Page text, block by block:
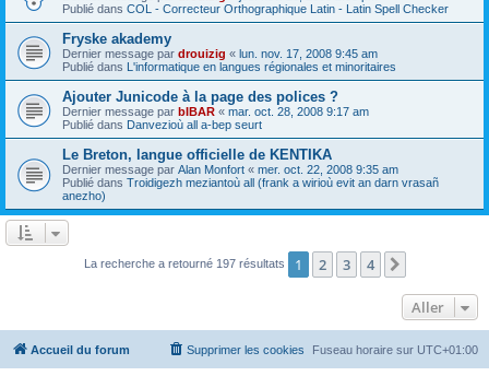
Publié dans COL - Correcteur Orthographique Latin - Latin Spell Checker
Fryske akademy
Dernier message par drouizig « lun. nov. 17, 2008 9:45 am
Publié dans L'informatique en langues régionales et minoritaires
Ajouter Junicode à la page des polices ?
Dernier message par bIBAR « mar. oct. 28, 2008 9:17 am
Publié dans Danvezioù all a-bep seurt
Le Breton, langue officielle de KENTIKA
Dernier message par Alan Monfort « mer. oct. 22, 2008 9:35 am
Publié dans Troidigezh meziantoù all (frank a wirioù evit an darn vrasañ
anezho)
La recherche a retourné 197 résultats 1 2 3 4
Aller
Accueil du forum Fuseau horaire sur UTC+01:00
Supprimer les cookies